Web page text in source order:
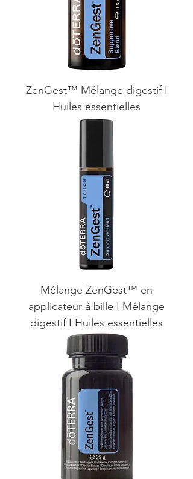
ZenGest™ Mélange digestif I
Huiles essentielles
Mélange ZenGest™ en
applicateur à bille I Mélange
digestif I Huiles essentielles